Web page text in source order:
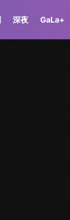
深夜 GaLa+